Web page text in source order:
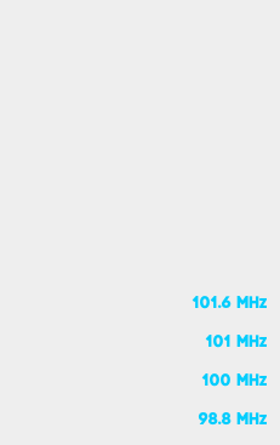
101.6 MHz
101 MHz
100 MHz
98.8 MHz